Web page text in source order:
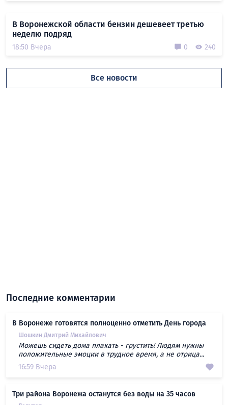
В Воронежской области бензин дешевеет третью
неделю подряд
18:50 Вчера 0 240
Все новости
Последние комментарии
В Воронеже готовятся полноценно отметить День города
Шошкин Дмитрий Михайлович
Можешь сидеть дома плакать - грустить! Людям нужны
положительные эмоции в трудное время, а не отрица...
16:59 Вчера
Три района Воронежа останутся без воды на 35 часов